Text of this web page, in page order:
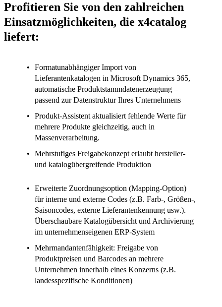
Profitieren Sie von den zahlreichen
Einsatzmöglichkeiten, die x4catalog
liefert:
Formatunabhängiger Import von
Lieferantenkatalogen in Microsoft Dynamics 365,
automatische Produktstammdatenerzeugung –
passend zur Datenstruktur Ihres Unternehmens
Produkt-Assistent aktualisiert fehlende Werte für
mehrere Produkte gleichzeitig, auch in
Massenverarbeitung.
Mehrstufiges Freigabekonzept erlaubt hersteller-
und katalogübergreifende Produktion
Erweiterte Zuordnungsoption (Mapping-Option)
für interne und externe Codes (z.B. Farb-, Größen-,
Saisoncodes, externe Lieferantenkennung usw.).
Überschaubare Katalogübersicht und Archivierung
im unternehmenseigenen ERP-System
Mehrmandantenfähigkeit: Freigabe von
Produktpreisen und Barcodes an mehrere
Unternehmen innerhalb eines Konzerns (z.B.
landesspezifische Konditionen)